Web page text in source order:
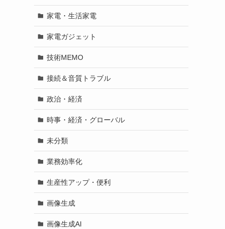
家電・生活家電
家電ガジェット
技術MEMO
接続＆音質トラブル
政治・経済
時事・経済・グローバル
未分類
業務効率化
生産性アップ・便利
画像生成
画像生成AI